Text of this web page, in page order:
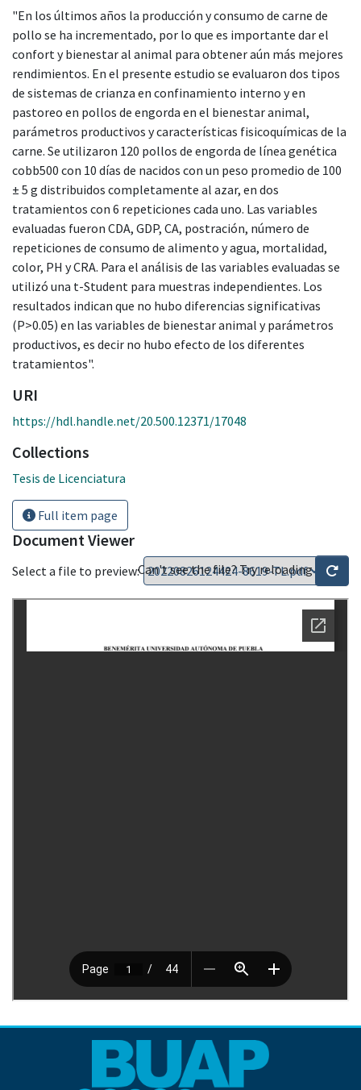
"En los últimos años la producción y consumo de carne de
pollo se ha incrementado, por lo que es importante dar el
confort y bienestar al animal para obtener aún más mejores
rendimientos. En el presente estudio se evaluaron dos tipos
de sistemas de crianza en confinamiento interno y en
pastoreo en pollos de engorda en el bienestar animal,
parámetros productivos y características fisicoquímicas de la
carne. Se utilizaron 120 pollos de engorda de línea genética
cobb500 con 10 días de nacidos con un peso promedio de 100
± 5 g distribuidos completamente al azar, en dos
tratamientos con 6 repeticiones cada uno. Las variables
evaluadas fueron CDA, GDP, CA, postración, número de
repeticiones de consumo de alimento y agua, mortalidad,
color, PH y CRA. Para el análisis de las variables evaluadas se
utilizó una t-Student para muestras independientes. Los
resultados indican que no hubo diferencias significativas
(P>0.05) en las variables de bienestar animal y parámetros
productivos, es decir no hubo efecto de los diferentes
tratamientos".
URI
https://hdl.handle.net/20.500.12371/17048
Collections
Tesis de Licenciatura
Full item page
Document Viewer
Select a file to preview:Can't see the file? Try reloading